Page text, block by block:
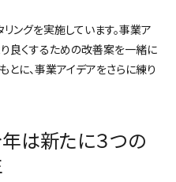
ングを実施しています。事業ア
良くするための改善案を一緒に
とに、事業アイデアをさらに練り
は新たに３つの